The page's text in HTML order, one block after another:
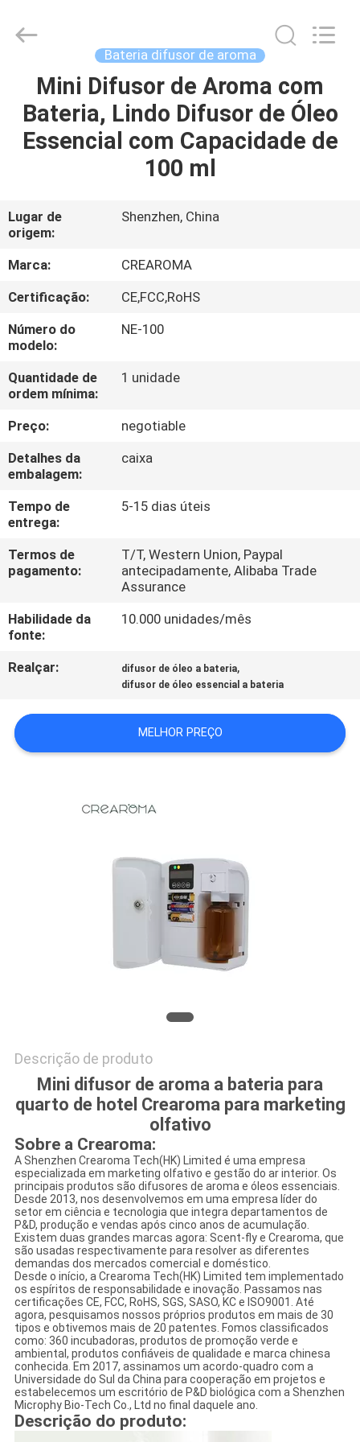
CASA
PRODUTOS
SHOW
DE
RV
SOBRE
NÓS
EXCURSÃO
DA
FÁBRICA
CONTROLE
DA
QUALIDADE
CONTACTE-
NOS
NOTÍCIA
CITAÇÕES
Online
Market.
Bateria difusor de aroma
Mini Difusor de Aroma com
Bateria, Lindo Difusor de Óleo
Essencial com Capacidade de
100 ml
Lugar de
origem:
Shenzhen, China
Marca:
CREAROMA
Certificação:
CE,FCC,RoHS
Número do
modelo:
NE-100
Quantidade de
ordem mínima:
1 unidade
Preço:
negotiable
Detalhes da
embalagem:
caixa
Tempo de
entrega:
5-15 dias úteis
Termos de
pagamento:
T/T, Western Union, Paypal
antecipadamente, Alibaba Trade
Assurance
Habilidade da
fonte:
10.000 unidades/mês
Realçar: difusor de óleo a bateria,
difusor de óleo essencial a bateria
MELHOR PREÇO
Descrição de produto
Mini difusor de aroma a bateria para
quarto de hotel Crearoma para marketing
olfativo
Sobre a Crearoma:
A Shenzhen Crearoma Tech(HK) Limited é uma empresa
especializada em marketing olfativo e gestão do ar interior. Os
principais produtos são difusores de aroma e óleos essenciais.
Desde 2013, nos desenvolvemos em uma empresa líder do
setor em ciência e tecnologia que integra departamentos de
P&D, produção e vendas após cinco anos de acumulação.
Existem duas grandes marcas agora: Scent-fly e Crearoma, que
são usadas respectivamente para resolver as diferentes
demandas dos mercados comercial e doméstico.
Desde o início, a Crearoma Tech(HK) Limited tem implementado
os espíritos de responsabilidade e inovação. Passamos nas
certificações CE, FCC, RoHS, SGS, SASO, KC e ISO9001. Até
agora, pesquisamos nossos próprios produtos em mais de 30
tipos e obtivemos mais de 20 patentes. Fomos classificados
como: 360 incubadoras, produtos de promoção verde e
ambiental, produtos confiáveis ​​de qualidade e marca chinesa
conhecida. Em 2017, assinamos um acordo-quadro com a
Universidade do Sul da China para cooperação em projetos e
estabelecemos um escritório de P&D biológica com a Shenzhen
Microphy Bio-Tech Co., Ltd no final daquele ano.
Descrição do produto: